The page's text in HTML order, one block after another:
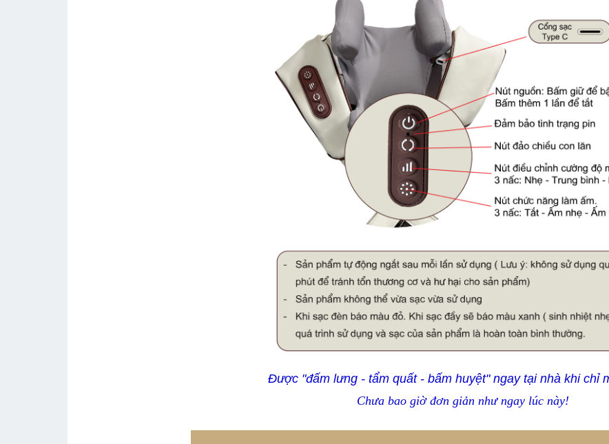
Được "đấm lưng - tẩm quất - bấm huyệt" ngay tại nhà khi chỉ
Chưa bao giờ đơn giản như ngay lúc này!